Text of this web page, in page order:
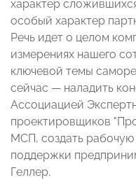
характер
особый характер
Речь идет о целом
измерениях нашего
ключевой темы
сейчас — наладить
Ассоциацией
проектировщиков
МСП, создать
поддержки
Геллер.